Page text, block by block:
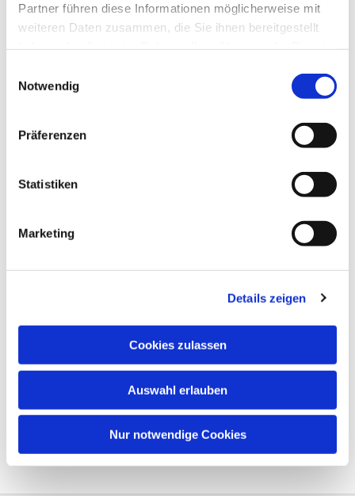
Partner führen diese Informationen möglicherweise mit
weiteren Daten zusammen, die Sie ihnen bereitgestellt
Notwendig
Präferenzen
Statistiken
Marketing
Details zeigen
Cookies zulassen
Auswahl erlauben
Nur notwendige Cookies
Dies könnte Sie auch
interessieren